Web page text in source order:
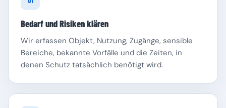
Schleswig-Holstein Thüringen
Bedarf und Risiken klären
Wir erfassen Objekt, Nutzung, Zugänge, sensible
Bereiche, bekannte Vorfälle und die Zeiten, in
denen Schutz tatsächlich benötigt wird.